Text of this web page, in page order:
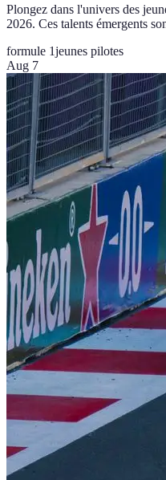
Plongez dans l'univers des
2026. Ces talents émergents
formule 1jeunes pilotes
Aug 7